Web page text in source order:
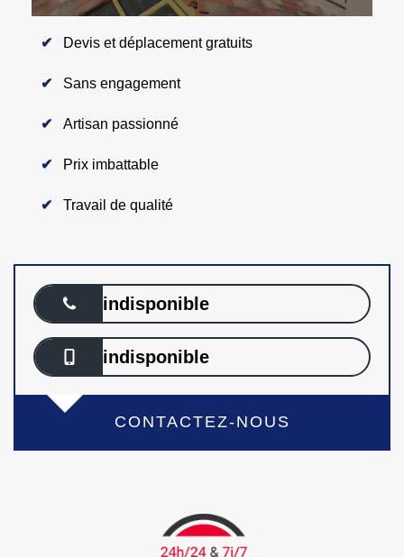
Devis et déplacement gratuits
Sans engagement
Artisan passionné
Prix imbattable
Travail de qualité
indisponible
indisponible
CONTACTEZ-NOUS